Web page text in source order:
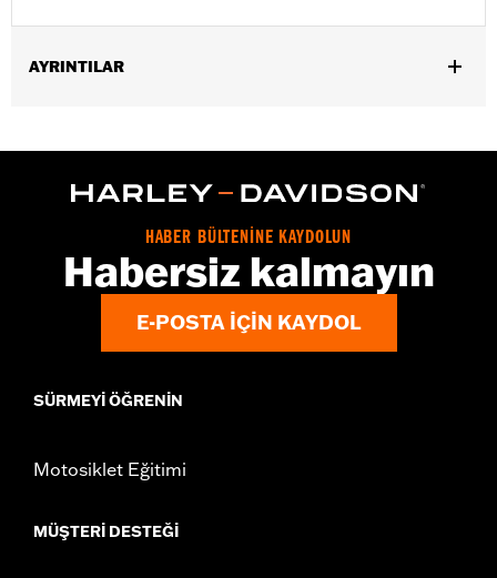
AYRINTILAR
In the Box: 2 hub caps and installation instructions
for full details
HABER BÜLTENİNE KAYDOLUN
Habersiz kalmayın
E-POSTA IÇIN KAYDOL
SÜRMEYI ÖĞRENIN
Motosiklet Eğitimi
MÜŞTERI DESTEĞI